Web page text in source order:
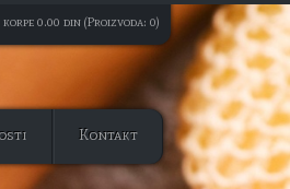
0.00 din (Proizvoda: 0)
Kontakt